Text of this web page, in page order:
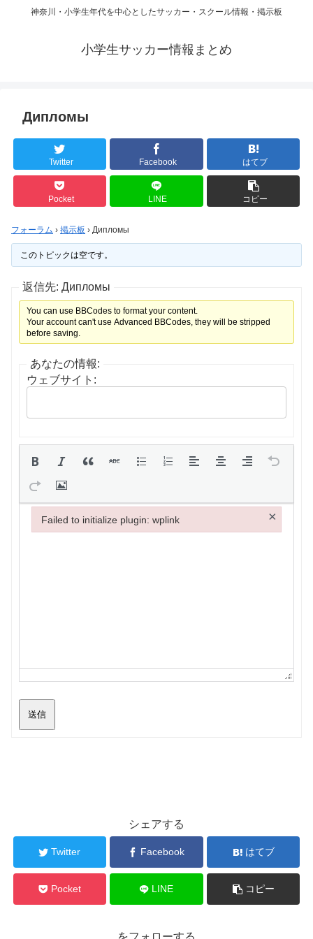
神奈川・小学生年代を中心としたサッカー・スクール情報・掲示板
小学生サッカー情報まとめ
Дипломы
Twitter Facebook はてブ
Pocket LINE コピー
フォーラム › 掲示板 › Дипломы
このトピックは空です。
返信先: Дипломы
You can use BBCodes to format your content.
Your account can't use Advanced BBCodes, they will be stripped
before saving.
あなたの情報:
ウェブサイト:
送信
シェアする
Twitter Facebook はてブ
Pocket LINE コピー
Failed to initialize plugin: wplink ×
Failed to initialize plugin: wplink